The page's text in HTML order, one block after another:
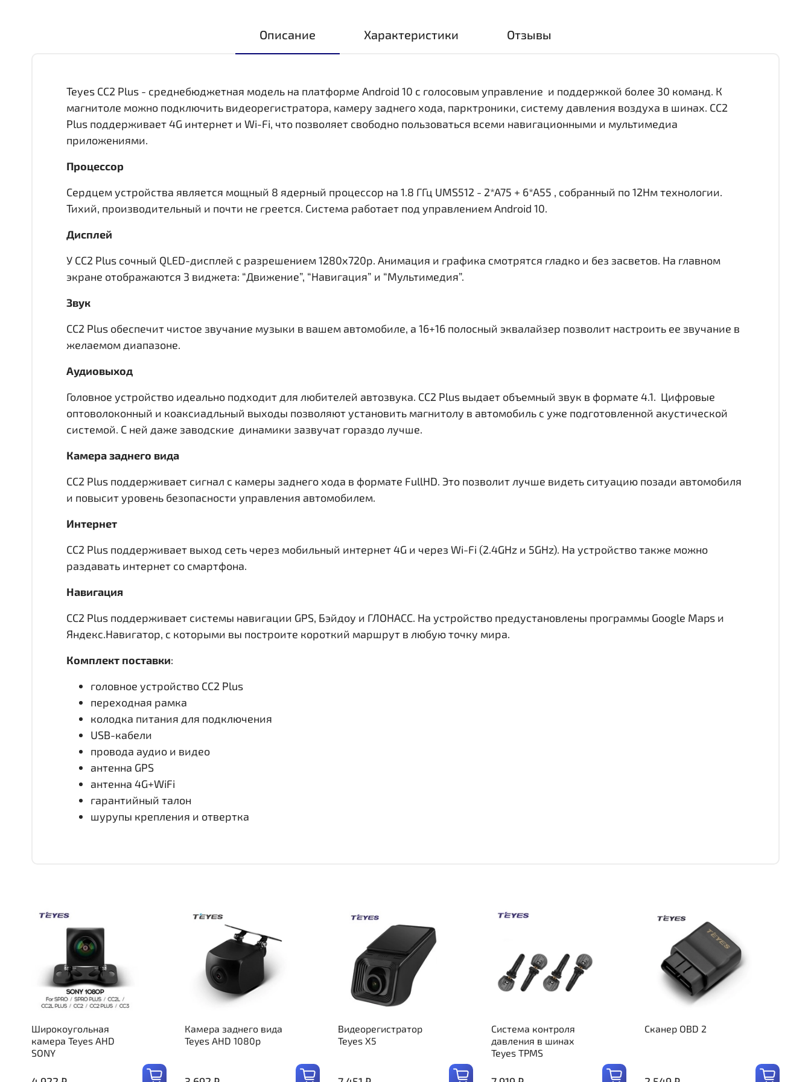
Описание Характеристики Отзывы
Teyes CC2 Plus - среднебюджетная модель на платформе Android 10 с голосовым управление и поддержкой более 30 команд. К
магнитоле можно подключить видеорегистратора, камеру заднего хода, парктроники, систему давления воздуха в шинах. CC2
Plus поддерживает 4G интернет и Wi-Fi, что позволяет свободно пользоваться всеми навигационными и мультимедиа
приложениями.
Процессор
Сердцем устройства является мощный 8 ядерный процессор на 1.8 ГГц UMS512 - 2*A75 + 6*A55 , собранный по 12Нм технологии.
Тихий, производительный и почти не греется. Система работает под управлением Android 10.
Дисплей
У CC2 Plus сочный QLED-дисплей c разрешением 1280x720р. Анимация и графика смотрятся гладко и без засветов. На главном
экране отображаются 3 виджета: “Движение”, “Навигация” и “Мультимедия”.
Звук
CC2 Plus обеспечит чистое звучание музыки в вашем автомобиле, а 16+16 полосный эквалайзер позволит настроить ее звучание в
желаемом диапазоне.
Аудиовыход
Головное устройство идеально подходит для любителей автозвука. CC2 Plus выдает объемный звук в формате 4.1. Цифровые
оптоволоконный и коаксиадльный выходы позволяют установить магнитолу в автомобиль с уже подготовленной акустической
системой. С ней даже заводские динамики зазвучат гораздо лучше.
Камера заднего вида
CC2 Plus поддерживает сигнал с камеры заднего хода в формате FullHD. Это позволит лучше видеть ситуацию позади автомобиля
и повысит уровень безопасности управления автомобилем.
Интернет
CC2 Plus поддерживает выход сеть через мобильный интернет 4G и через Wi-Fi (2.4GHz и 5GHz). На устройство также можно
раздавать интернет со смартфона.
Навигация
CC2 Plus поддерживает системы навигации GPS, Бэйдоу и ГЛОНАСС. На устройство предустановлены программы Google Maps и
Яндекс.Навигатор, с которыми вы построите короткий маршрут в любую точку мира.
Комплект поставки:
головное устройство CC2 Plus
переходная рамка
колодка питания для подключения
USB-кабели
провода аудио и видео
антенна GPS
антенна 4G+WiFi
гарантийный талон
шурупы крепления и отвертка
Широкоугольная
камера Teyes AHD
SONY
Камера заднего вида
Teyes AHD 1080p
Видеорегистратор
Teyes X5
Система контроля
давления в шинах
Teyes TPMS
Сканер OBD 2